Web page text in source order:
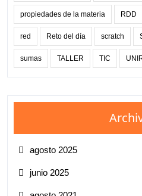
propiedades de la materia RDD
red Reto del día scratch
sumas TALLER TIC
agosto 2025
junio 2025